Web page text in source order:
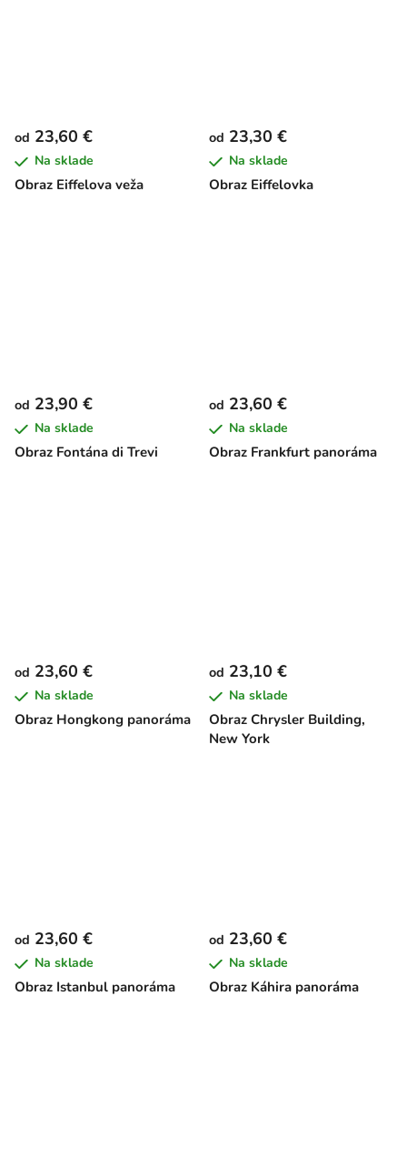
Obraz Eiffelova veža
od 23,60 €
Na sklade
Obraz Eiffelovka
od 23,30 €
Na sklade
Obraz Fontána di Trevi
od 23,90 €
Na sklade
Obraz Frankfurt panoráma
od 23,60 €
Na sklade
Obraz Hongkong panoráma
od 23,60 €
Na sklade
Obraz Chrysler Building,
New York
od 23,10 €
Na sklade
Obraz Istanbul panoráma
od 23,60 €
Na sklade
Obraz Káhira panoráma
od 23,60 €
Na sklade